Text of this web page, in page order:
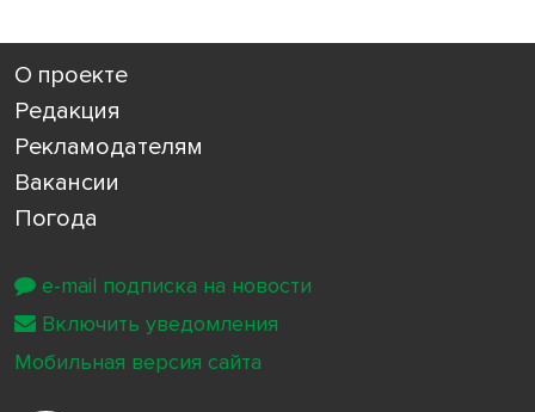
О проекте
Редакция
Рекламодателям
Вакансии
Погода
e-mail подписка на новости
Включить уведомления
Мобильная версия сайта